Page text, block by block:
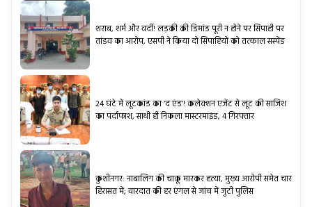
शराब, शर्म और वर्दी! लड़की की डिमांड पूरी न होने पर सिपाही पर
तांडव का आरोप, एसपी ने किया दो सिपाहियों को तत्काल सस्पेंड
24 घंटे में लूटकांड का ‘द एंड’! कलेक्शन एजेंट से लूट की साजिश
का पर्दाफाश, साथी ही निकला मास्टरमाइंड, 4 गिरफ्तार
कुशीनगर: नाबालिग की चाकू मारकर हत्या, मुख्य आरोपी समेत चार
हिरासत में; वारदात की हर एंगल से जांच में जुटी पुलिस